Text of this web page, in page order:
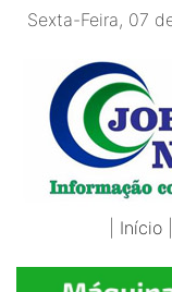
Sexta-Feira, 07
Início